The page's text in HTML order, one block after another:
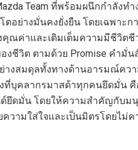
Team ที่พร้อมผนึกกำลังทำ
ตอย่างมั่นคงยั่งยืน โดยเฉพาะก
คุณค่าและเติมเต็มความมีชีวิต
งชีวิต ตามด้วย Promise คำมั่น
งสมดุลทั้งทางด้านอารมณ์คว
บุคลากรมาสด้าทุกคนยึดมั่น คื
ยึดมั่น โดยให้ความสำคัญกับม
วามใส่ใจและเป็นมิตรโดยไม่